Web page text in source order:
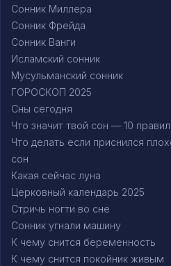
Сонник Миллера
Сонник Фрейда
Сонник Ванги
Исламский сонник
Мусульманский сонник
ГОРОСКОП 2025
Сны сегодня
Что значит твой сон — 10
Что делать если приснился
сон
Какая сейчас луна
Церковный календарь 2025
Стричь ногти во сне
Сонник угнали машину
К чему снится беременность
К чему снится покойник живым